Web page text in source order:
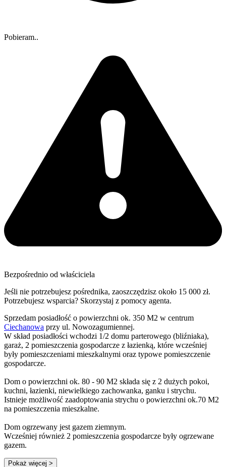
Pobieram..
Bezpośrednio od właściciela
Jeśli nie potrzebujesz pośrednika, zaoszczędzisz około 15 000 zł.
Potrzebujesz wsparcia? Skorzystaj z pomocy agenta.
Sprzedam posiadłość o powierzchni ok. 350 M2 w centrum
Ciechanowa przy ul. Nowozagumiennej.
W skład posiadłości wchodzi 1/2 domu parterowego (bliźniaka),
garaż, 2 pomieszczenia gospodarcze z łazienką, które wcześniej
były pomieszczeniami mieszkalnymi oraz typowe pomieszczenie
gospodarcze.
Dom o powierzchni ok. 80 - 90 M2 składa się z 2 dużych pokoi,
kuchni, łazienki, niewielkiego zachowanka, ganku i strychu.
Istnieje możliwość zaadoptowania strychu o powierzchni ok.70 M2
na pomieszczenia mieszkalne.
Dom ogrzewany jest gazem ziemnym.
Wcześniej również 2 pomieszczenia gospodarcze były ogrzewane
gazem.
Pokaż więcej >